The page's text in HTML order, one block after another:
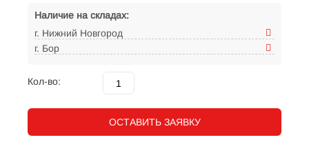
Наличие на складах:
г. Нижний Новгород
г. Бор
Кол-во:
ОСТАВИТЬ ЗАЯВКУ